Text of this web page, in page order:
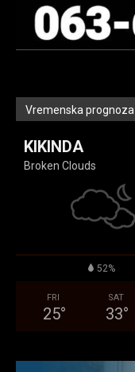
Vremenska prognoza
KIKINDA
Broken Clouds
52%
FRI
25°
SAT
33°